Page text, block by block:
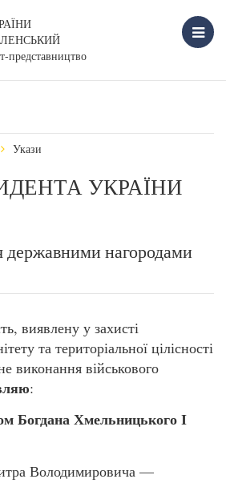
представництво
Укази
УКРАЇНИ
державними нагородами
виявлену у захисті
та територіальної цілісності
виконання військового
:
Богдана Хмельницького І
Володимировича —